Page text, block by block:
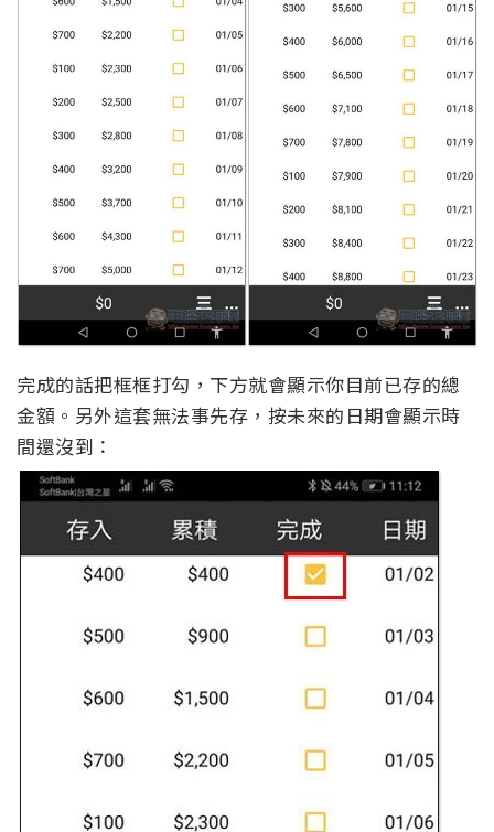
完成的話把框框打勾，下方就會顯示你目前已存的總
金額。另外這套無法事先存，按未來的日期會顯示時
間還沒到：